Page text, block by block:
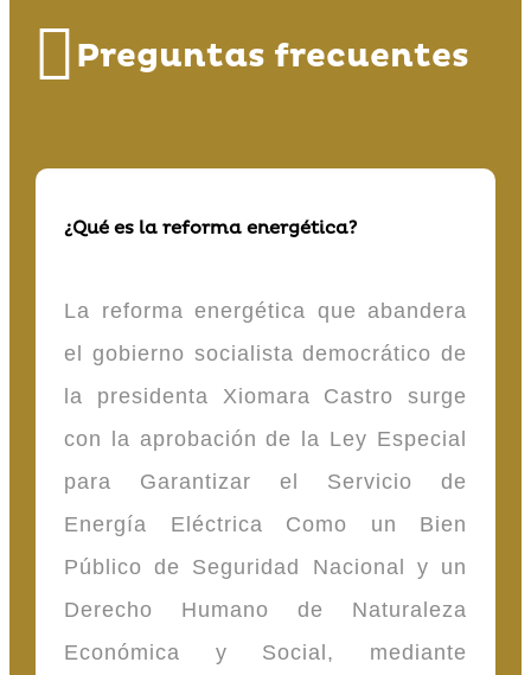
Preguntas frecuentes
¿Qué es la reforma energética?
La reforma energética que abandera
el gobierno socialista democrático de
la presidenta Xiomara Castro surge
con la aprobación de la Ley Especial
para Garantizar el Servicio de
Energía Eléctrica Como un Bien
Público de Seguridad Nacional y un
Derecho Humano de Naturaleza
Económica y Social, mediante